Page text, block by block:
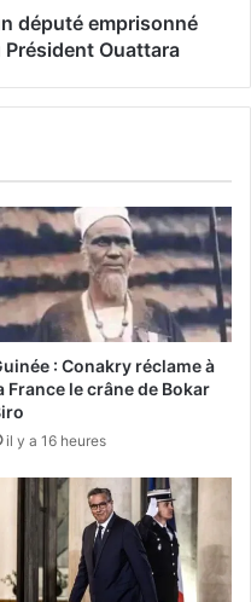
député emprisonné
Ouattara
: Conakry réclame à
France le crâne de Bokar
il y a 16 heures